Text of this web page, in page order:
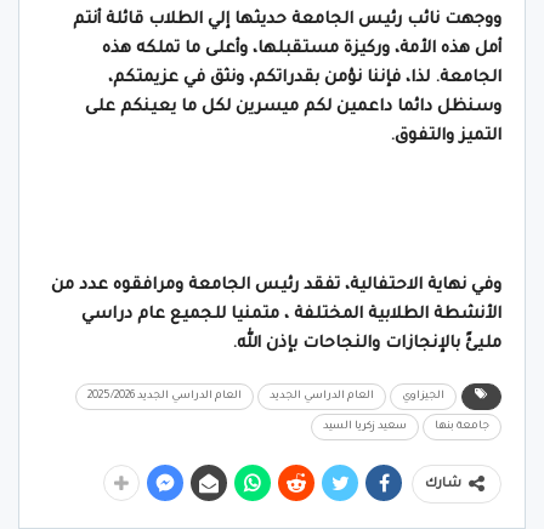
ووجهت نائب رئيس الجامعة حديثها إلي الطلاب قائلة أنتم
أمل هذه الأمة، وركيزة مستقبلها، وأعلى ما تملكه هذه
الجامعة. لذا، فإننا نؤمن بقدراتكم، ونثق في عزيمتكم،
وسنظل دائما داعمين لكم ميسرين لكل ما يعينكم على
التميز والتفوق.
وفي نهاية الاحتفالية، تفقد رئيس الجامعة ومرافقوه عدد من
الأنشطة الطلابية المختلفة ، متمنيا للجميع عام دراسي
مليئً بالإنجازات والنجاحات بإذن الله.
الجيزاوي العام الدراسي الجديد العام الدراسي الجديد 2025/2026
جامعة بنها سعيد زكريا السيد
شارك